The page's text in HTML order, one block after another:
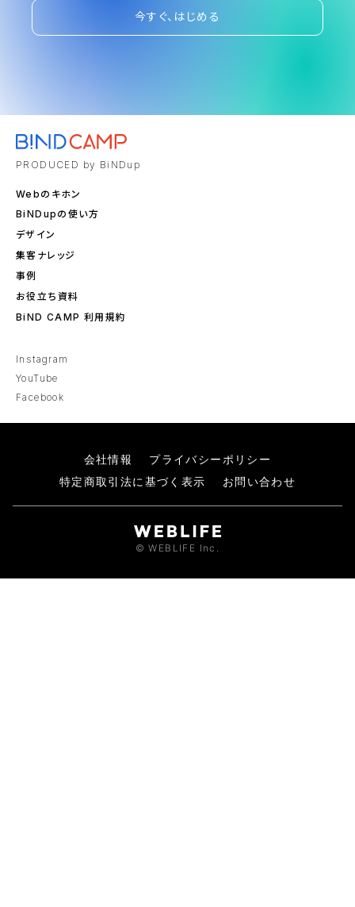
今すぐ、はじめる
PRODUCED by BiNDup
Webのキホン
BiNDupの使い方
デザイン
集客ナレッジ
事例
お役立ち資料
BiND CAMP 利用規約
Instagram
YouTube
Facebook
会社情報
プライバシーポリシー
特定商取引法に基づく表示
お問い合わせ
© WEBLIFE Inc.